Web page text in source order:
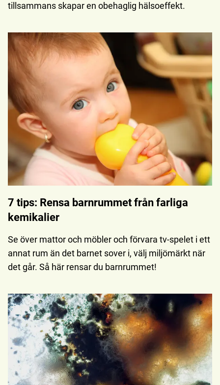
tillsammans skapar en obehaglig hälsoeffekt.
7 tips: Rensa barnrummet från farliga
kemikalier
Se över mattor och möbler och förvara tv-spelet i ett
annat rum än det barnet sover i, välj miljömärkt när
det går. Så här rensar du barnrummet!